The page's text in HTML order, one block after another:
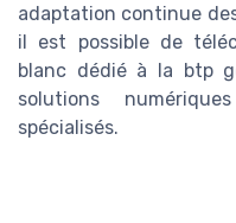
adaptation continue
il est possible de
blanc dédié à la btp
solutions
spécialisés.